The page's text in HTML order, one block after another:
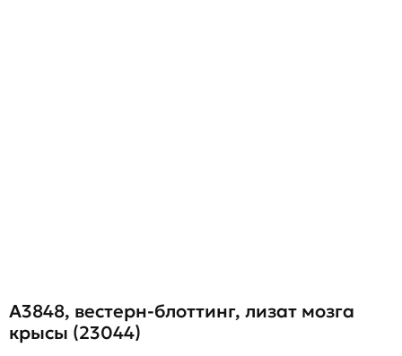
A3848, вестерн-блоттинг, лизат мозга
крысы (23044)